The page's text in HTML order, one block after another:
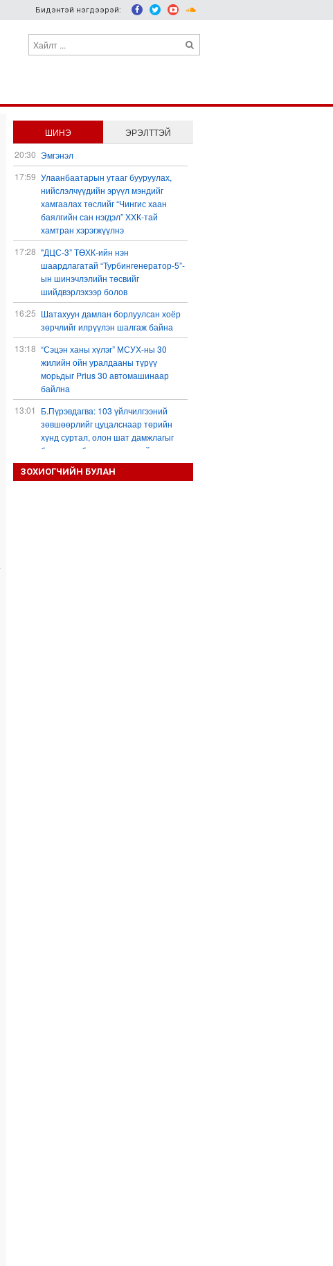
Бидэнтэй нэгдээрэй:
ШИНЭ
ЭРЭЛТТЭЙ
20:30 Эмгэнэл
17:59 Улаанбаатарын утааг бууруулах,
нийслэлчүүдийн эрүүл мэндийг
хамгаалах төслийг “Чингис хаан
баялгийн сан нэгдэл” ХХК-тай
хамтран хэрэгжүүлнэ
17:28 "ДЦС-3” ТӨХК-ийн нэн
шаардлагатай “Турбингенератор-5”-
ын шинэчлэлийн төсвийг
шийдвэрлэхээр болов
16:25 Шатахуун дамлан борлуулсан хоёр
зөрчлийг илрүүлэн шалгаж байна
13:18 “Сэцэн ханы хүлэг” МСУХ-ны 30
жилийн ойн уралдааны түрүү
морьдыг Prius 30 автомашинаар
байлна
13:01
Б.Пүрэвдагва: 103 үйлчилгээний
зөвшөөрлийг цуцалснаар төрийн
хүнд суртал, олон шат дамжлагыг
бууруулж, бизнесээ саадгүй
өргөжүүлэх боломжтой боллоо
12:38
ЗОХИОГЧИЙН БУЛАН